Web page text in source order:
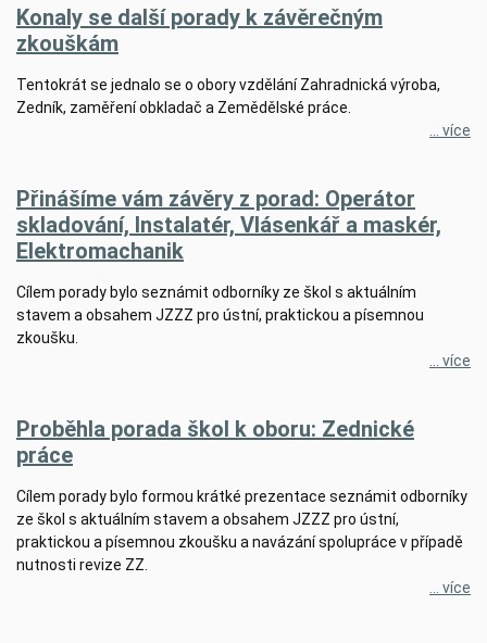
Konaly se další porady k závěrečným
zkouškám
Tentokrát se jednalo se o obory vzdělání Zahradnická výroba,
Zedník, zaměření obkladač a Zemědělské práce.
... více
Přinášíme vám závěry z porad: Operátor
skladování, Instalatér, Vlásenkář a maskér,
Elektromachanik
Cílem porady bylo seznámit odborníky ze škol s aktuálním
stavem a obsahem JZZZ pro ústní, praktickou a písemnou
zkoušku.
... více
Proběhla porada škol k oboru: Zednické
práce
Cílem porady bylo formou krátké prezentace seznámit odborníky
ze škol s aktuálním stavem a obsahem JZZZ pro ústní,
praktickou a písemnou zkoušku a navázání spolupráce v případě
nutnosti revize ZZ.
... více